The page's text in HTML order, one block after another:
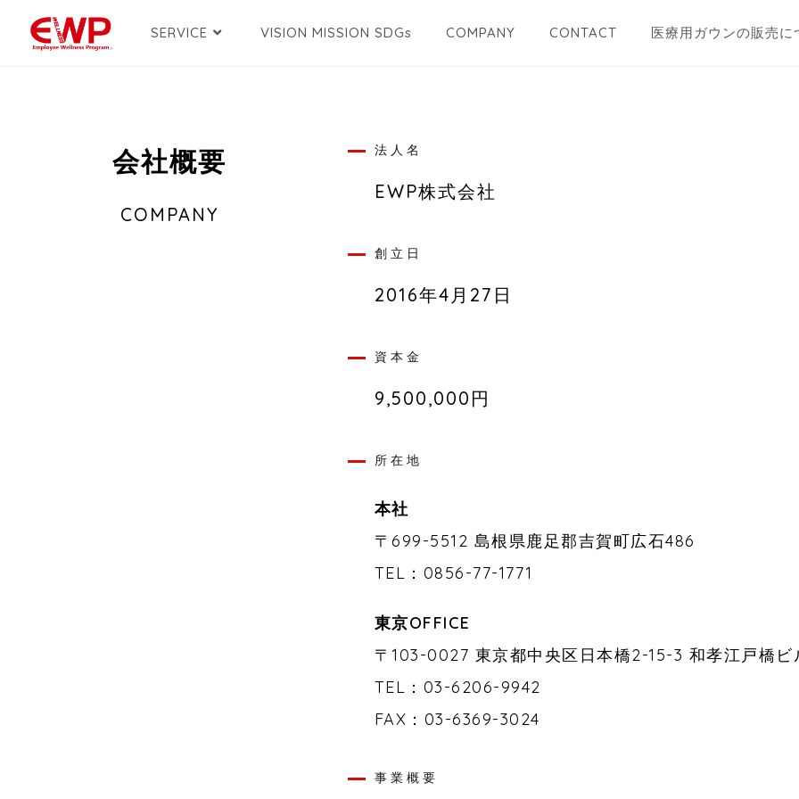
SERVICE VISION MISSION SDGs COMPANY CONTACT 医療用ガウンの販売に
会社概要
COMPANY
法人名
EWP株式会社
創立日
2016年4月27日
資本金
9,500,000円
所在地
本社
〒699-5512 島根県鹿足郡吉賀町広石486
TEL：0856-77-1771
東京OFFICE
〒103-0027 東京都中央区日本橋2-15-3 和孝江戸橋ビ
TEL：03-6206-9942
FAX：03-6369-3024
事業概要